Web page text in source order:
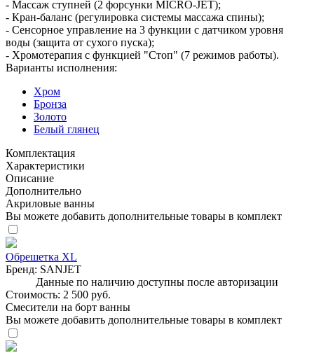
- Массаж ступней (2 форсунки MICRO-JET);
- Кран-баланс (регулировка системы массажа спины);
- Сенсорное управление на 3 функции с датчиком уровня
воды (защита от сухого пуска);
- Хромотерапия с функцией "Стоп" (7 режимов работы).
Варианты исполнения:
Хром
Бронза
Золото
Белый глянец
Комплектация
Характеристики
Описание
Дополнительно
Акриловые ванны
Вы можете добавить дополнительные товары в комплект
Обрешетка XL
Бренд: SANJET
Данные по наличию доступны после авторизации
Стоимость: 2 500 руб.
Смесители на борт ванны
Вы можете добавить дополнительные товары в комплект